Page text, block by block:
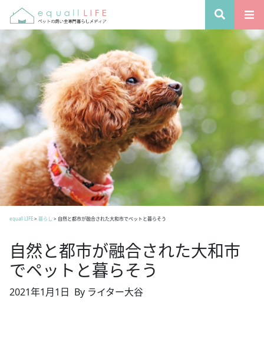
equall LIFE> 暮らし > 自然と都市が融合された大和市でペットと暮らそう
自然と都市が融合された大和市
でペットと暮らそう
2021年1月1日 By ライター大谷